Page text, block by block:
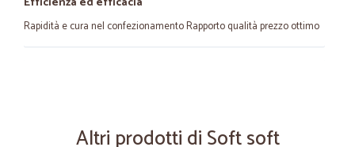
Rapidità e cura nel confezionamento Rapporto qualità prezzo ottimo
Altri prodotti di Soft soft